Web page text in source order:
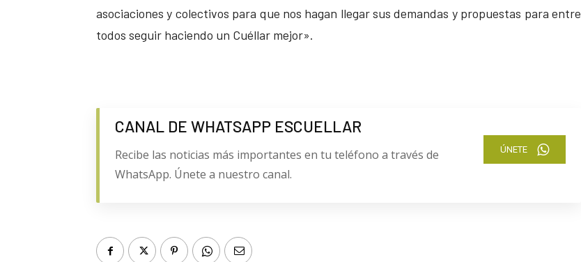
asociaciones y colectivos para que nos hagan llegar sus demandas y propuestas para entre
todos seguir haciendo un Cuéllar mejor».
CANAL DE WHATSAPP ESCUELLAR
Recibe las noticias más importantes en tu teléfono a través de
WhatsApp. Únete a nuestro canal.
ÚNETE